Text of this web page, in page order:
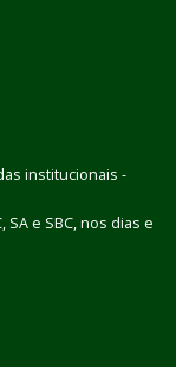
institucionais -
e SBC, nos dias e